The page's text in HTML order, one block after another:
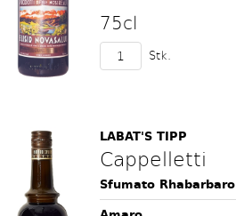
75cl
Stk.
LABAT'S TIPP
Cappelletti
Sfumato Rhabarbaro